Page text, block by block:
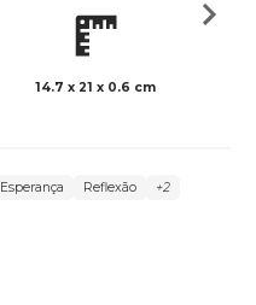
14.7 x 21 x 0.6 cm
Esperança Reflexão +2